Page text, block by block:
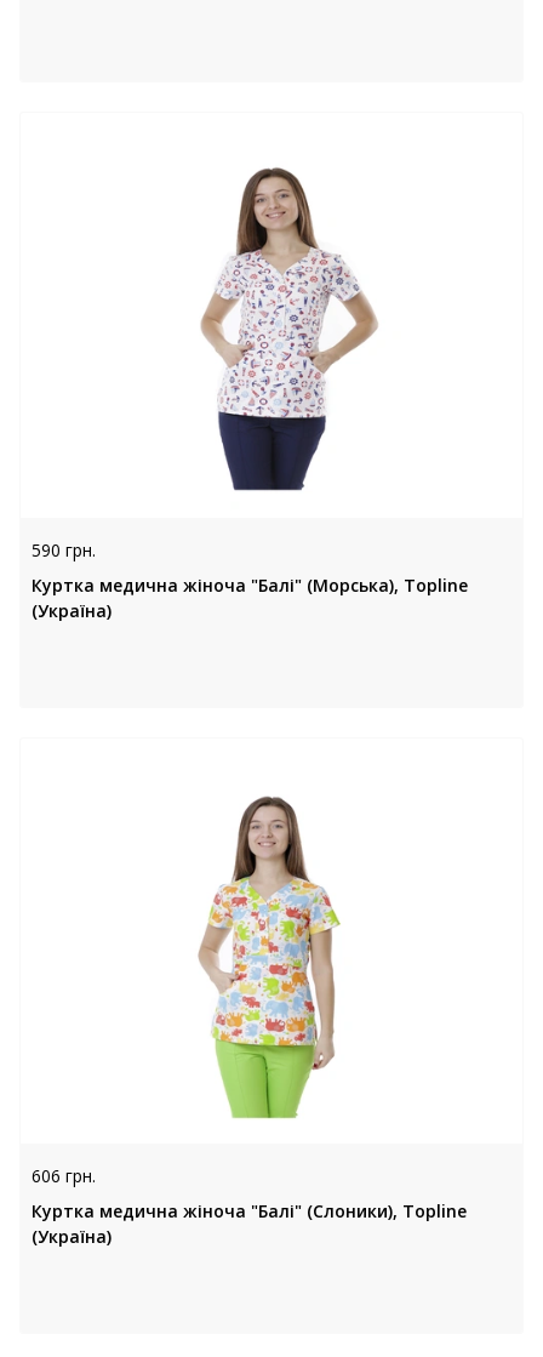
590 грн.
Куртка медична жіноча "Балі" (Морська), Topline
(Україна)
606 грн.
Куртка медична жіноча "Балі" (Слоники), Topline
(Україна)